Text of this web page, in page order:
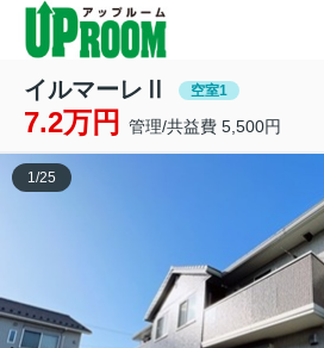
イルマーレⅡ 空室1
7.2万円 管理/共益費 5,500円
1/25